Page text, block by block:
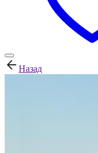
Назад